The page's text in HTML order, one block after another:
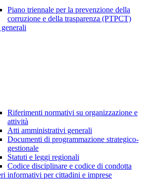
Piano triennale per la prevenzione della
corruzione e della trasparenza (PTPCT)
Riferimenti normativi su organizzazione e
attività
Atti amministrativi generali
Documenti di programmazione strategico-
gestionale
Statuti e leggi regionali
Codice disciplinare e codice di condotta
informativi per cittadini e imprese